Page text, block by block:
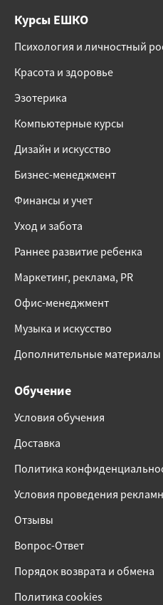
Курсы ЕШКО
Психология и личностный
Красота и здоровье
Эзотерика
Компьютерные курсы
Дизайн и искусство
Бизнес-менеджмент
Финансы и учет
Уход и забота
Раннее развитие ребенка
Маркетинг, реклама, PR
Офис-менеджмент
Музыка и искусство
Дополнительные материалы
Обучение
Условия обучения
Доставка
Политика
Условия проведения
Отзывы
Вопрос-Ответ
Порядок возврата и обмена
Политика cookies